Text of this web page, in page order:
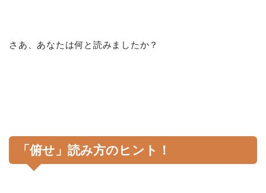
さあ、あなたは何と読みましたか？
「俯せ」読み方のヒント！